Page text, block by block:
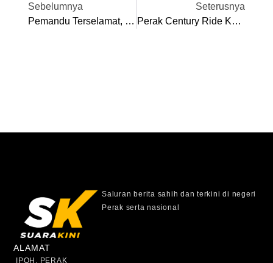
Sebelumnya
Pemandu Terselamat, Kereta Dihempap Pokok Tumbang Di Kampar
Seterusnya
Perak Century Ride Kembali Selepas Empat Tahun
Saluran berita sahih dan terkini di negeri
Perak serta nasional
ALAMAT
IPOH, PERAK